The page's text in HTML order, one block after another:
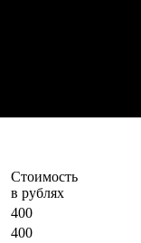
Стоимость
в рублях
400
400